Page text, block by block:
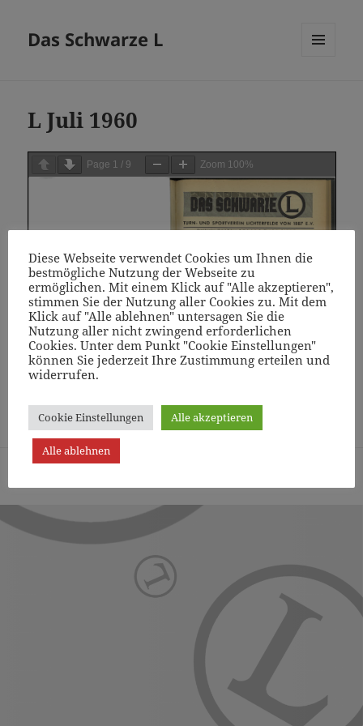
Das Schwarze L
L Juli 1960
Page 1 / 9 Zoom 100%
Page1/9 Zoom100%
Diese Webseite verwendet Cookies um Ihnen die
bestmögliche Nutzung der Webseite zu
ermöglichen. Mit einem Klick auf "Alle akzeptieren",
stimmen Sie der Nutzung aller Cookies zu. Mit dem
Klick auf "Alle ablehnen" untersagen Sie die
Nutzung aller nicht zwingend erforderlichen
Cookies. Unter dem Punkt "Cookie Einstellungen"
können Sie jederzeit Ihre Zustimmung erteilen und
widerrufen.
Cookie Einstellungen Alle akzeptieren
Alle ablehnen